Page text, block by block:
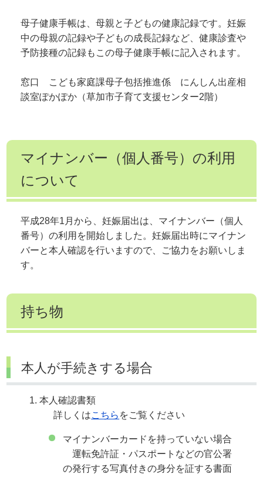
母子健康手帳は、母親と子どもの健康記録です。妊娠
中の母親の記録や子どもの成長記録など、健康診査や
予防接種の記録もこの母子健康手帳に記入されます。
窓口 こども家庭課母子包括推進係 にんしん出産相
談室ぽかぽか（草加市子育て支援センター2階）
マイナンバー（個人番号）の利用
について
平成28年1月から、妊娠届出は、マイナンバー（個人
番号）の利用を開始しました。妊娠届出時にマイナン
バーと本人確認を行いますので、ご協力をお願いしま
す。
持ち物
本人が手続きする場合
本人確認書類
詳しくはこちら をご覧ください
マイナンバーカードを持っていない場合
運転免許証・パスポートなどの官公署
の発行する写真付きの身分を証する書面